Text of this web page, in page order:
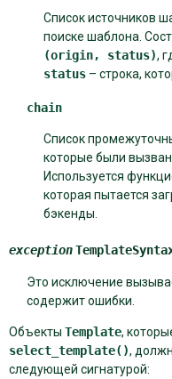
Список источников
поиске шаблона.
(origin,
status),
status – строка,
chain
Список
которые были
Используется
которая пытается
бэкенды.
exception
Это исключение
содержит ошибки.
Объекты Template,
select_template(),
следующей сигнатурой: